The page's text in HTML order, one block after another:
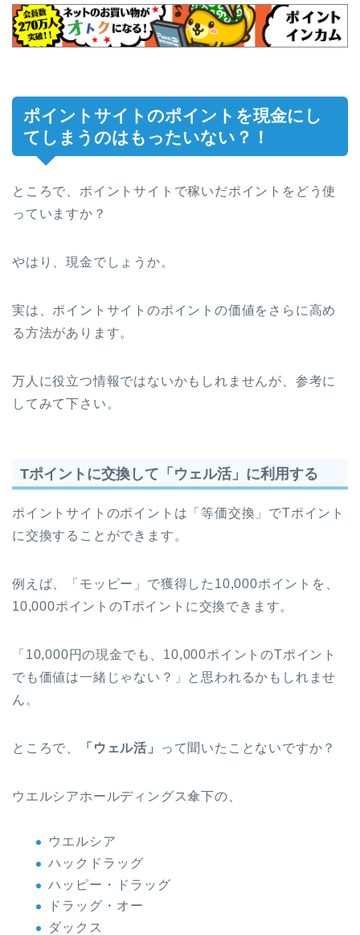
ポイントサイトのポイントを現金にし
てしまうのはもったいない？！
ところで、ポイントサイトで稼いだポイントをどう使
っていますか？
やはり、現金でしょうか。
実は、ポイントサイトのポイントの価値をさらに高め
る方法があります。
万人に役立つ情報ではないかもしれませんが、参考に
してみて下さい。
Tポイントに交換して「ウェル活」に利用する
ポイントサイトのポイントは「等価交換」でTポイント
に交換することができます。
例えば、「モッピー」で獲得した10,000ポイントを、
10,000ポイントのTポイントに交換できます。
「10,000円の現金でも、10,000ポイントのTポイント
でも価値は一緒じゃない？」と思われるかもしれませ
ん。
ところで、 「ウェル活」 って聞いたことないですか？
ウエルシアホールディングス傘下の、
ウエルシア
ハックドラッグ
ハッピー・ドラッグ
ドラッグ・オー
ダックス